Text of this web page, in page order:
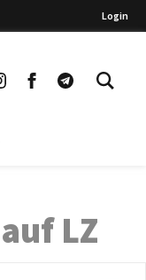
Login
LZ